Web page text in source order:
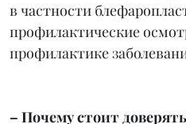
в частности
профилактические
профилактике
– Почему стоит